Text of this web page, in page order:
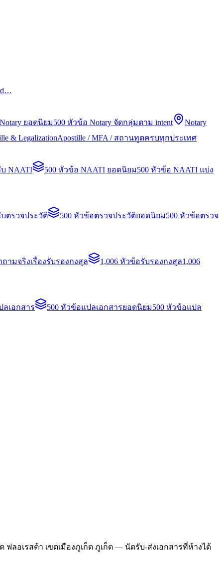
ยอดนิยม500 หัวข้อ Notary จัดกลุ่มตาม intent
Notary
& LegalizationApostille / MFA / สถานทูตครบทุกประเทศ
NAATI 500 หัวข้อ NAATI ยอดนิยม500 หัวข้อ NAATI แบ่ง
บตรวจประวัติ 500 หัวข้อตรวจประวัติยอดนิยม500 หัวข้อตรวจ
ถามจริงเรื่องรับรองกงสุล 1,006 หัวข้อรับรองกงสุล1,006
ลเอกสาร 500 หัวข้อแปลเอกสารยอดนิยม500 หัวข้อแปล
ฟลอเรสต้า เขตเมืองภูเก็ต ภูเก็ต — นัดรับ-ส่งเอกสารที่ห้างได้